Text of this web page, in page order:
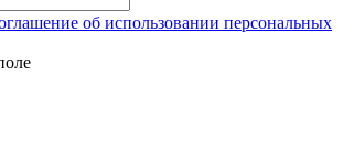
об использовании персональных